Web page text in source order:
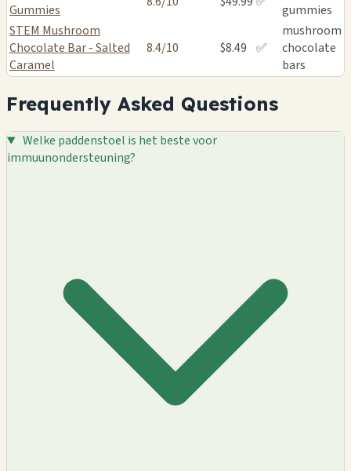
Gummies
gummies
STEM Mushroom
Chocolate Bar - Salted
Caramel
8.4/10 $8.49 ✅
mushroom
chocolate
bars
Frequently Asked Questions
Welke paddenstoel is het beste voor
immuunondersteuning?